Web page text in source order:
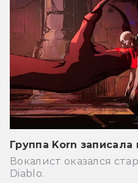
Группа Korn
Вокалист оказался
Diablo.